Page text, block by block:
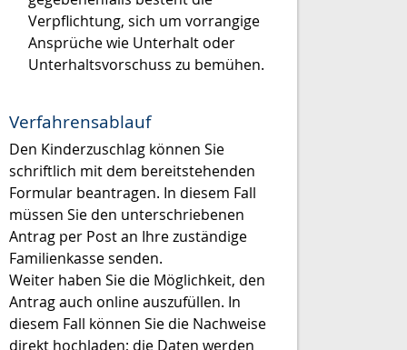
Verpflichtung, sich um vorrangige
Ansprüche wie Unterhalt oder
Unterhaltsvorschuss zu bemühen.
Verfahrensablauf
Den Kinderzuschlag können Sie
schriftlich mit dem bereitstehenden
Formular beantragen. In diesem Fall
müssen Sie den unterschriebenen
Antrag per Post an Ihre zuständige
Familienkasse senden.
Weiter haben Sie die Möglichkeit, den
Antrag auch online auszufüllen. In
diesem Fall können Sie die Nachweise
direkt hochladen; die Daten werden